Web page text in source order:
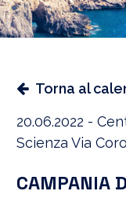
Torna al
20.06.2022 -
Scienza Via
CAMPANIA